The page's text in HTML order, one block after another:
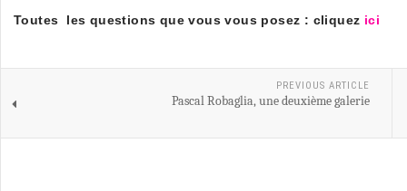
Toutes les questions que vous vous posez : cliquez ici
PREVIOUS ARTICLE
Pascal Robaglia, une deuxième galerie